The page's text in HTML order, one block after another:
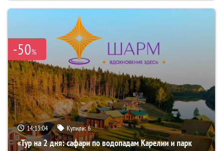
-50%
14:13:03 Купили:6
«Тур на 2 дня: сафари по водопадам Карелии и парк